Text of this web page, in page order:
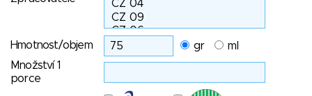
Hmotnost/objem gr
ml
Množství 1
porce